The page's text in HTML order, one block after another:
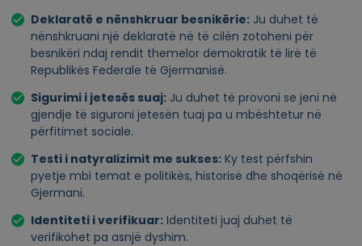
Deklaratë e nënshkruar besnikërie: Ju duhet të
nënshkruani një deklaratë në të cilën zotoheni për
besnikëri ndaj rendit themelor demokratik të lirë të
Republikës Federale të Gjermanisë.
Sigurimi i jetesës suaj: Ju duhet të provoni se jeni në
gjendje të siguroni jetesën tuaj pa u mbështetur në
përfitimet sociale.
Testi i natyralizimit me sukses: Ky test përfshin
pyetje mbi temat e politikës, historisë dhe shoqërisë në
Gjermani.
Identiteti i verifikuar: Identiteti juaj duhet të
verifikohet pa asnjë dyshim.